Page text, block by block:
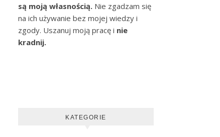
są moją własnością. Nie zgadzam się
na ich używanie bez mojej wiedzy i
zgody. Uszanuj moją pracę i nie
kradnij.
KATEGORIE